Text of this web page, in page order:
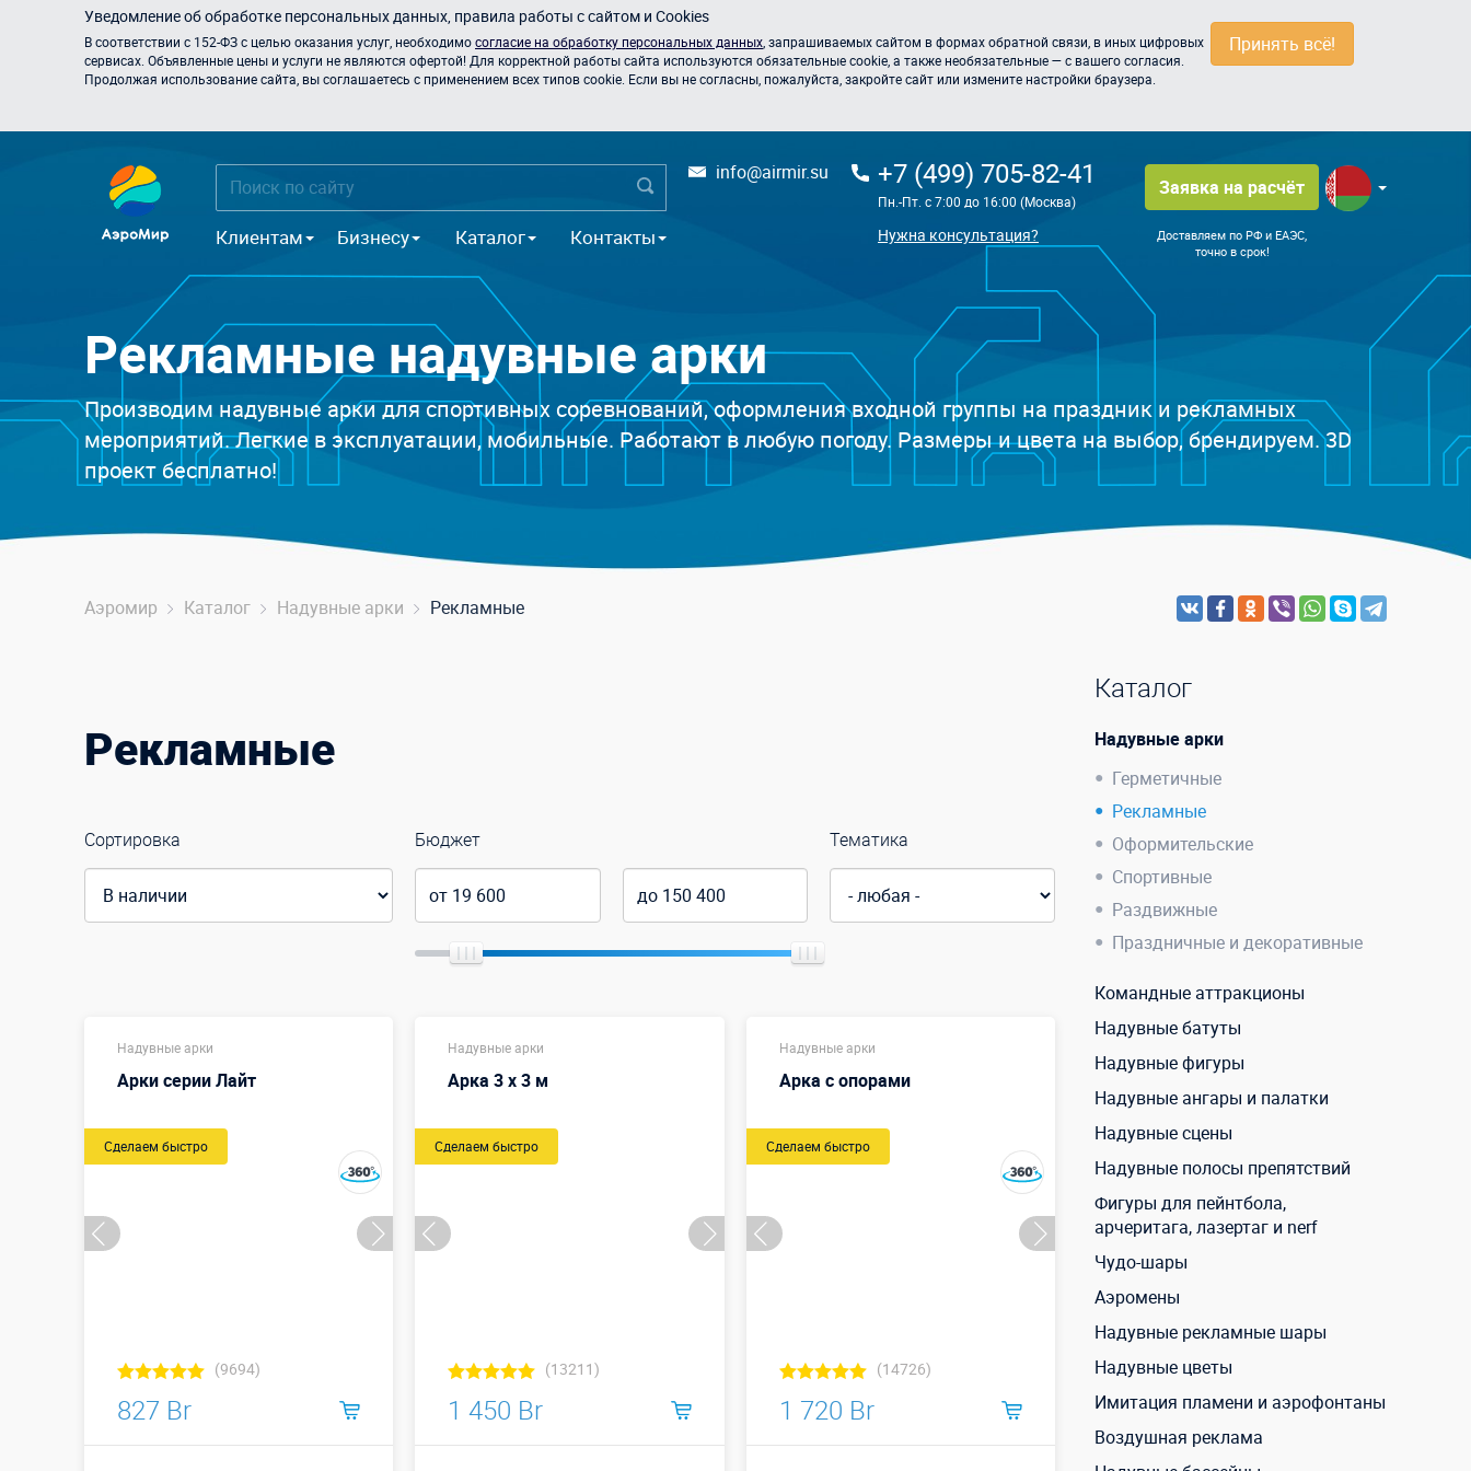
Принять всё!
Уведомление об обработке персональных данных, правила работы с сайтом и Cookies
В соответствии с 152-ФЗ с целью оказания услуг, необходимосогласие на обработку персональных данных , запрашиваемых сайтом в формах обратной связи, в иных цифровых
сервисах. Объявленные цены и услуги не являются офертой! Для корректной работы сайта используются обязательные cookie, а также необязательные — с вашего согласия.
Продолжая использование сайта, вы соглашаетесь с применением всех типов cookie. Если вы не согласны, пожалуйста, закройте сайт или измените настройки браузера.
Клиентам Бизнесу Каталог Контакты
info@airmir.su +7 (499) 705-82-41
Пн.-Пт. с 7:00 до 16:00 (Москва)
Нужна консультация?
Заявка на расчёт
Доставляем по РФ и ЕАЭС,
точно в срок!
Рекламные надувные арки
Производим надувные арки для спортивных соревнований, оформления входной группы на праздник и рекламных
мероприятий. Легкие в эксплуатации, мобильные. Работают в любую погоду. Размеры и цвета на выбор, брендируем. 3D
проект бесплатно!
Аэромир Каталог Надувные арки Рекламные
Рекламные
Сортировка Бюджет Тематика
Надувные арки
Арки серии Лайт
Сделаем быстро
(9694)
827 Br
Надувные арки
Арка 3 х 3 м
Сделаем быстро
(13211)
1 450 Br
Надувные арки
Арка с опорами
Сделаем быстро
(14726)
1 720 Br
Каталог
Надувные арки
Герметичные
Рекламные
Оформительские
Спортивные
Раздвижные
Праздничные и декоративные
Командные аттракционы
Надувные батуты
Надувные фигуры
Надувные ангары и палатки
Надувные сцены
Надувные полосы препятствий
Фигуры для пейнтбола,
арчеритага, лазертаг и nerf
Чудо-шары
Аэромены
Надувные рекламные шары
Надувные цветы
Имитация пламени и аэрофонтаны
Воздушная реклама